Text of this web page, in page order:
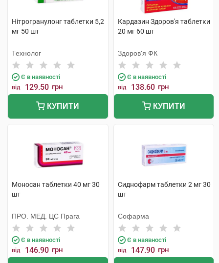
Нітрогранулонг таблетки 5,2
мг 50 шт
Технолог
Є в наявності
від 129.50 грн
КУПИТИ
Кардазин Здоров'я таблетки
20 мг 60 шт
Здоров'я ФК
Є в наявності
від 138.60 грн
КУПИТИ
Моносан таблетки 40 мг 30
шт
ПРО. МЕД. ЦС Прага
Є в наявності
від 146.90 грн
Сиднофарм таблетки 2 мг 30
шт
Софарма
Є в наявності
від 147.90 грн